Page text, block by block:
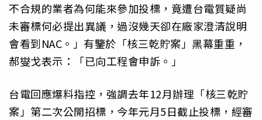
不合規的業者為何能來參加投標，竟遭台電質疑尚
未審標何必提出異議，過沒幾天卻在廠家澄清說明
會看到NAC。」有鑒於「核三乾貯案」黑幕重重，
郝燮戈表示：「已向工程會申訴。」
台電回應爆料指控，強調去年12月辦理「核三乾貯
案」第二次公開招標，今年元月5日截止投標，經審